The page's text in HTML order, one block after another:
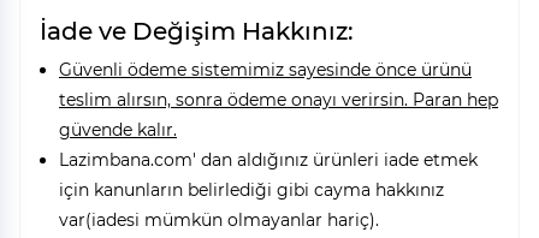
İade ve Değişim Hakkınız:
Güvenli ödeme sistemimiz sayesinde önce ürünü
teslim alırsın, sonra ödeme onayı verirsin. Paran hep
güvende kalır.
Lazimbana.com' dan aldığınız ürünleri iade etmek
için kanunların belirlediği gibi cayma hakkınız
var(iadesi mümkün olmayanlar hariç).